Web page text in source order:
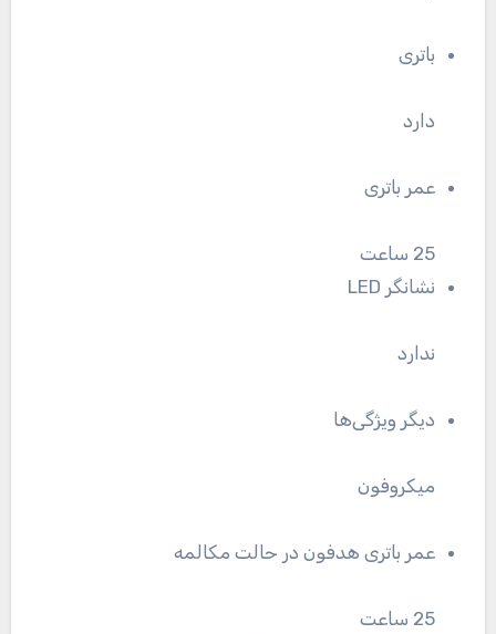
باتری
دارد
عمر باتری
25 ساعت
نشانگر LED
ندارد
دیگر ویژگی‌ها
میکروفون
عمر باتری هدفون در حالت مکالمه
25 ساعت